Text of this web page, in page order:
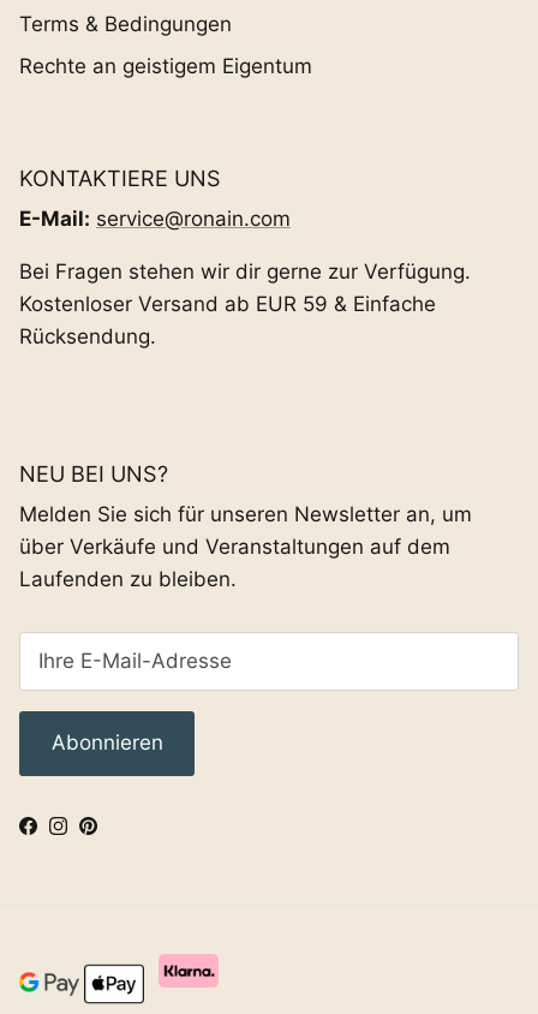
Terms & Bedingungen
Rechte an geistigem Eigentum
KONTAKTIERE UNS
E-Mail: service@ronain.com
Bei Fragen stehen wir dir gerne zur Verfügung.
Kostenloser Versand ab EUR 59 & Einfache
Rücksendung.
NEU BEI UNS?
Melden Sie sich für unseren Newsletter an, um
über Verkäufe und Veranstaltungen auf dem
Laufenden zu bleiben.
Abonnieren
Facebook
Instagram
Pinterest